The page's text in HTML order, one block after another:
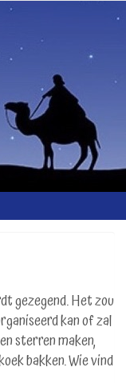
gezegend. Het zou
kan of zal
sterren maken,
bakken. Wie vind